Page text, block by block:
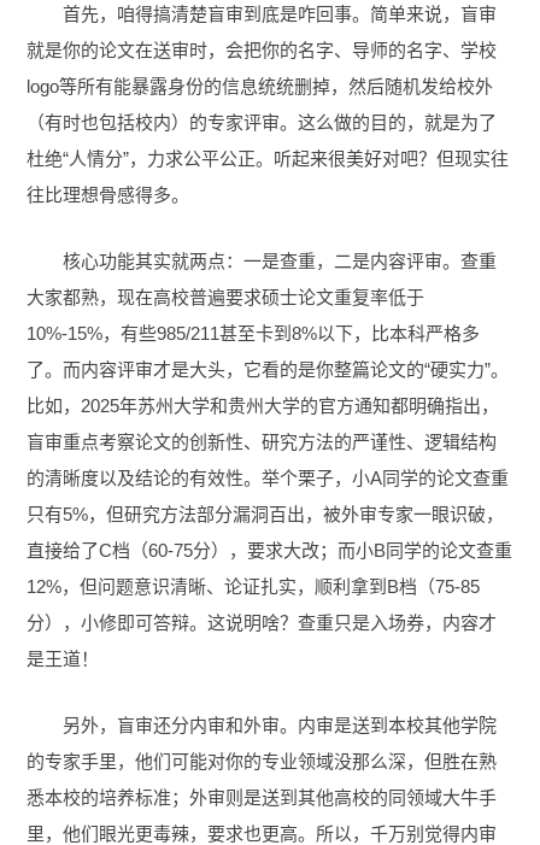
首先，咱得搞清楚盲审到底是咋回事。简单来说，盲审
就是你的论文在送审时，会把你的名字、导师的名字、学校
logo等所有能暴露身份的信息统统删掉，然后随机发给校外
（有时也包括校内）的专家评审。这么做的目的，就是为了
杜绝“人情分”，力求公平公正。听起来很美好对吧？但现实往
往比理想骨感得多。
核心功能其实就两点：一是查重，二是内容评审。查重
大家都熟，现在高校普遍要求硕士论文重复率低于
10%-15%，有些985/211甚至卡到8%以下，比本科严格多
了。而内容评审才是大头，它看的是你整篇论文的“硬实力”。
比如，2025年苏州大学和贵州大学的官方通知都明确指出，
盲审重点考察论文的创新性、研究方法的严谨性、逻辑结构
的清晰度以及结论的有效性。举个栗子，小A同学的论文查重
只有5%，但研究方法部分漏洞百出，被外审专家一眼识破，
直接给了C档（60-75分），要求大改；而小B同学的论文查重
12%，但问题意识清晰、论证扎实，顺利拿到B档（75-85
分），小修即可答辩。这说明啥？查重只是入场券，内容才
是王道！
另外，盲审还分内审和外审。内审是送到本校其他学院
的专家手里，他们可能对你的专业领域没那么深，但胜在熟
悉本校的培养标准；外审则是送到其他高校的同领域大牛手
里，他们眼光更毒辣，要求也更高。所以，千万别觉得内审